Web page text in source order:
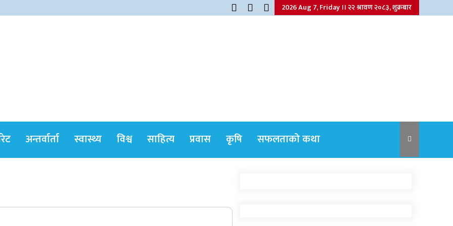
2026 Aug 7, Friday ।। २२ श्रावण २०८३, शुक्रबार
अन्तर्वार्ता स्वास्थ्य विश्व साहित्य प्रवास कृषि सफलताको कथा
सर्वोच्चले खारेज गर्‍यो दानबहादुर बुढाको रिट,